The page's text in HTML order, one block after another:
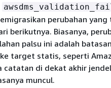
perubahan
berikutnya. Biasanya,
palsu ini adalah
target statis, seperti
catatan di dekat akhir
muncul.